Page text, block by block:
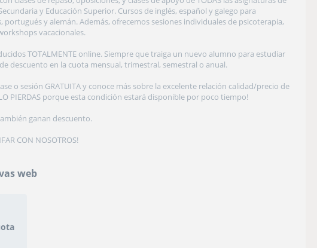
y Educación Superior. Cursos de inglés, español y galego para
portugués y alemán. Además, ofrecemos sesiones individuales de psicoterapia,
vacacionales.
TOTALMENTE online. Siempre que traiga un nuevo alumno para estudiar
descuento en la cuota mensual, trimestral, semestral o anual.
o sesión GRATUITA y conoce más sobre la excelente relación calidad/precio de
LO PIERDAS porque esta condición estará disponible por poco tiempo!
ganan descuento.
CON NOSOTROS!
web